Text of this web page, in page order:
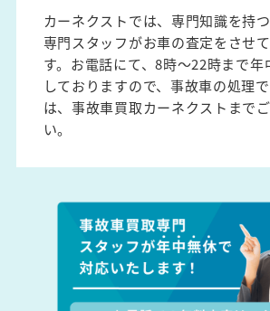
カーネクストでは、専門知識を持
専門スタッフがお車の査定をさせ
す。お電話にて、8時～22時まで年
しておりますので、事故車の処理
は、事故車買取カーネクストまで
い。